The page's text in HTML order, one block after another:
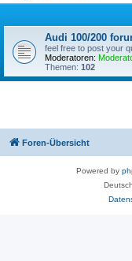
Audi 100/200
feel free to post your
Moderatoren:
Themen: 102
Foren-Übersicht
Powered by